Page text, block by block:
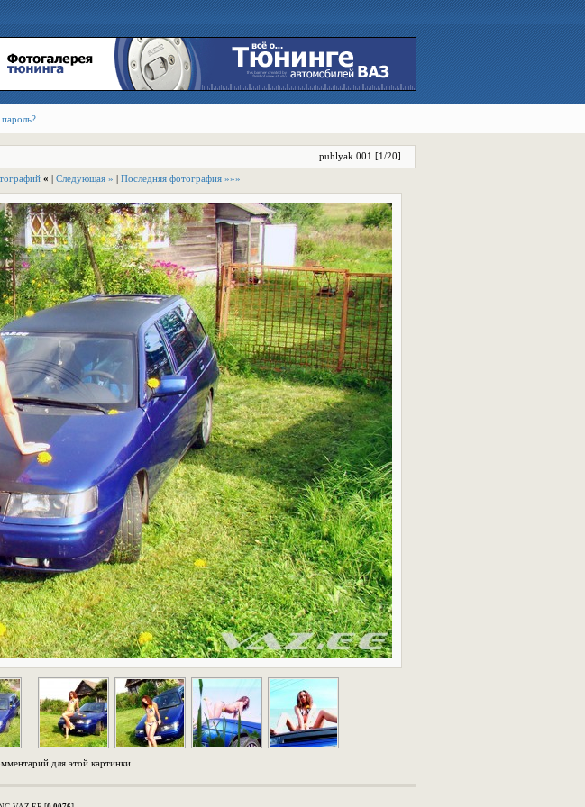
puhlyak 001 [1/20]
« | Следующая » | Последняя фотография »»»
для этой картинки.